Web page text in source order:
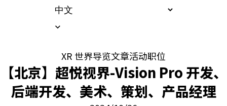
expand_more
XR 世界导览文章活动职位
【北京】超悦视界-Vision Pro 开发、
后端开发、美术、策划、产品经理